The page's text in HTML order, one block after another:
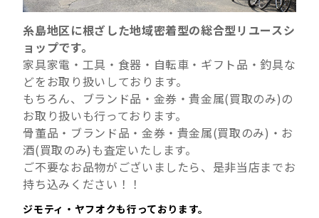
糸島地区に根ざした地域密着型の総合型リユースシ
ョップです。
家具家電・工具・食器・自転車・ギフト品・釣具な
どをお取り扱いしております。
もちろん、ブランド品・金券・貴金属(買取のみ)の
お取り扱いも行っております。
骨董品・ブランド品・金券・貴金属(買取のみ)・お
酒(買取のみ)も査定いたします。
ご不要なお品物がございましたら、是非当店までお
持ち込みください！！
ジモティ・ヤフオクも行っております。